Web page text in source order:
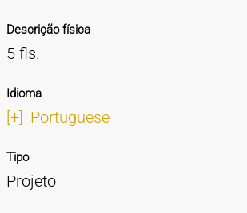
Descrição física
5 fls.
Idioma
[+] Portuguese
Tipo
Projeto